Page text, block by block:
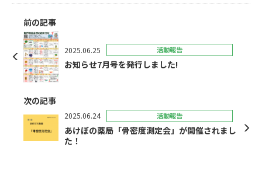
前の記事
2025.06.25 活動報告
お知らせ7月号を発行しました!
次の記事
2025.06.24 活動報告
あけぼの薬局「骨密度測定会」が開催されまし
た！